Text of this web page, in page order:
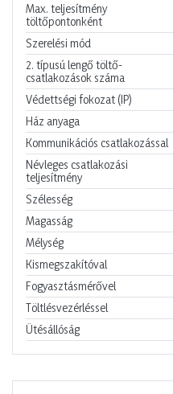
Max. teljesítmény
töltőpontonként
Szerelési mód
2. típusú lengő töltő-
csatlakozások száma
Védettségi fokozat (IP)
Ház anyaga
Kommunikációs csatlakozással
Névleges csatlakozási
teljesítmény
Szélesség
Magasság
Mélység
Kismegszakítóval
Fogyasztásmérővel
Töltlésvezérléssel
Ütésállóság